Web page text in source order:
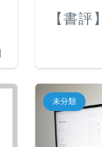
【書
未分類